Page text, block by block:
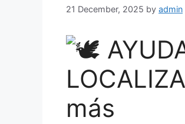
21 December, 2025 by admin
más